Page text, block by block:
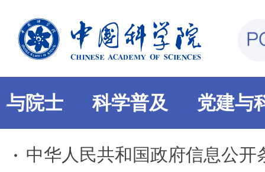
与院士 科学普及 党建与
中华人民共和国政府信息公开